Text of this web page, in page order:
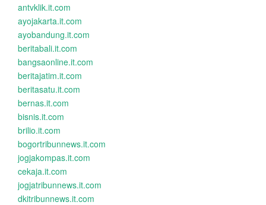
antvklik.it.com
ayojakarta.it.com
ayobandung.it.com
beritabali.it.com
bangsaonline.it.com
beritajatim.it.com
beritasatu.it.com
bernas.it.com
bisnis.it.com
brilio.it.com
bogortribunnews.it.com
jogjakompas.it.com
cekaja.it.com
jogjatribunnews.it.com
dkitribunnews.it.com